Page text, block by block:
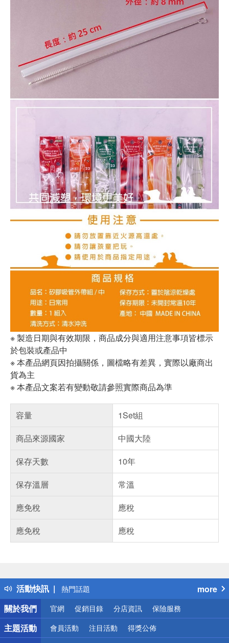
※ 製造日期與有效期限，商品成分與適用注意事項皆標示
於包裝或產品中
※ 本產品網頁因拍攝關係，圖檔略有差異，實際以廠商出
貨為主
※ 本產品文案若有變動敬請參照實際商品為準
容量
1Set組
商品來源國家
中國大陸
保存天數
10年
保存溫層
常溫
應免稅
應稅
應免稅
應稅
活動快訊
得獎公告
熱門話題
銀行優惠
偏遠地區配送
詐騙網頁！請小心！
more
關於我們
官網 促銷目錄 分店資訊 保險服務
主題活動 會員活動 注目活動 得獎公佈